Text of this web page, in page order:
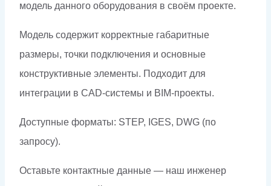
модель данного оборудования в своём проекте.
Модель содержит корректные габаритные
размеры, точки подключения и основные
конструктивные элементы. Подходит для
интеграции в CAD-системы и BIM-проекты.
Доступные форматы: STEP, IGES, DWG (по
запросу).
Оставьте контактные данные — наш инженер